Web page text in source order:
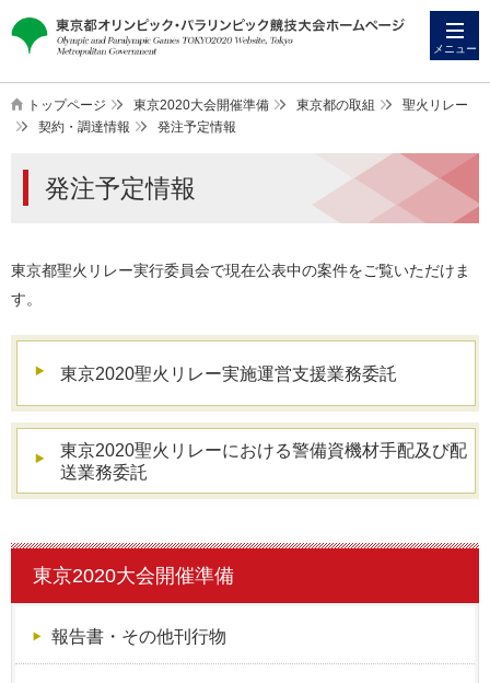
ス
メニュー
トップページ 東京2020大会開催準備 東京都の取組
聖火リレー
契約・調達情報
発注予定情報
ら
発注予定情報
東京都聖火リレー実行委員会で現在公表中の案件をご覧いただけま
す。
東京2020聖火リレー実施運営支援業務委託
東京2020聖火リレーにおける警備資機材手配及び配
送業務委託
東京2020大会開催準備
報告書・その他刊行物